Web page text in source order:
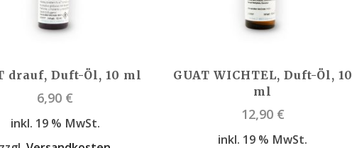
drauf, Duft-Öl, 10 ml
6,90 €
inkl. 19 % MwSt.
GUAT WICHTEL, Duft-Öl, 10
ml
12,90 €
inkl. 19 % MwSt.